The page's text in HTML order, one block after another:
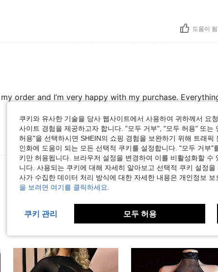
도움이
order and I’m very happy with my purchase.
도움이
리뷰 더 보기
쿠키와 유사한 기술을 당사 웹사이트에서 사용하여 귀하께서 요
사이트 경험을 제공하고자 합니다. "모두 거부", "모두 허용" 또는
허용"을 선택하시면 SHEIN의 쇼핑 경험을 보완하기 위해 트래
인화에 도움이 되는 모든 선택적 쿠키를 설정합니다. "모두 거부"
키만 허용됩니다. 브라우저 설정을 변경하여 이를 비활성화할 수
니다. 사용되는 쿠키에 대해 자세히 알아보고 선택적 쿠키 설정
사가 수집한 데이터 처리 방식에 대한 자세한 내용은 개인정보 보
을 보려면 여기를 클릭하세요.
쿠키 관리 모두 허용